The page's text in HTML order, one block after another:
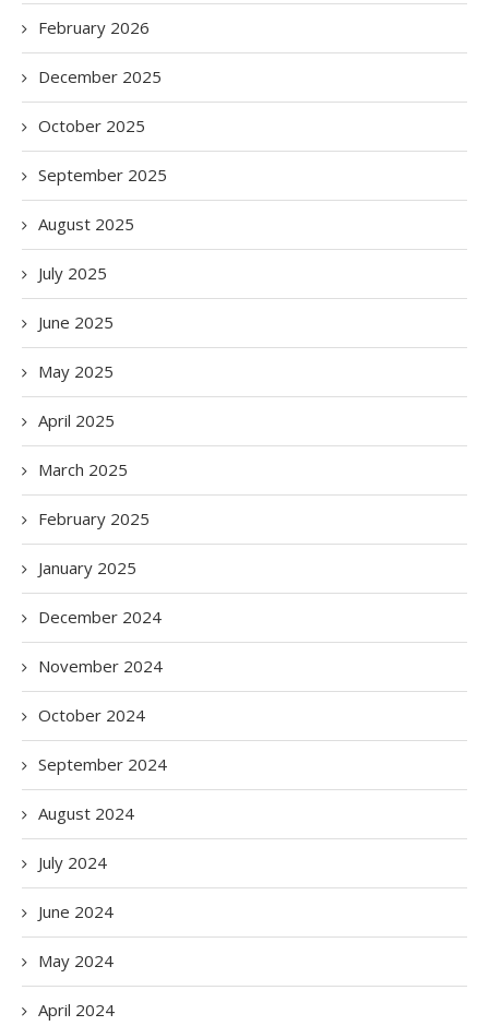
February 2026
December 2025
October 2025
September 2025
August 2025
July 2025
June 2025
May 2025
April 2025
March 2025
February 2025
January 2025
December 2024
November 2024
October 2024
September 2024
August 2024
July 2024
June 2024
May 2024
April 2024